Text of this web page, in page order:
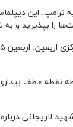
ترامپ: این
را بپذیرید و
نقطه عطف
لاریجانی